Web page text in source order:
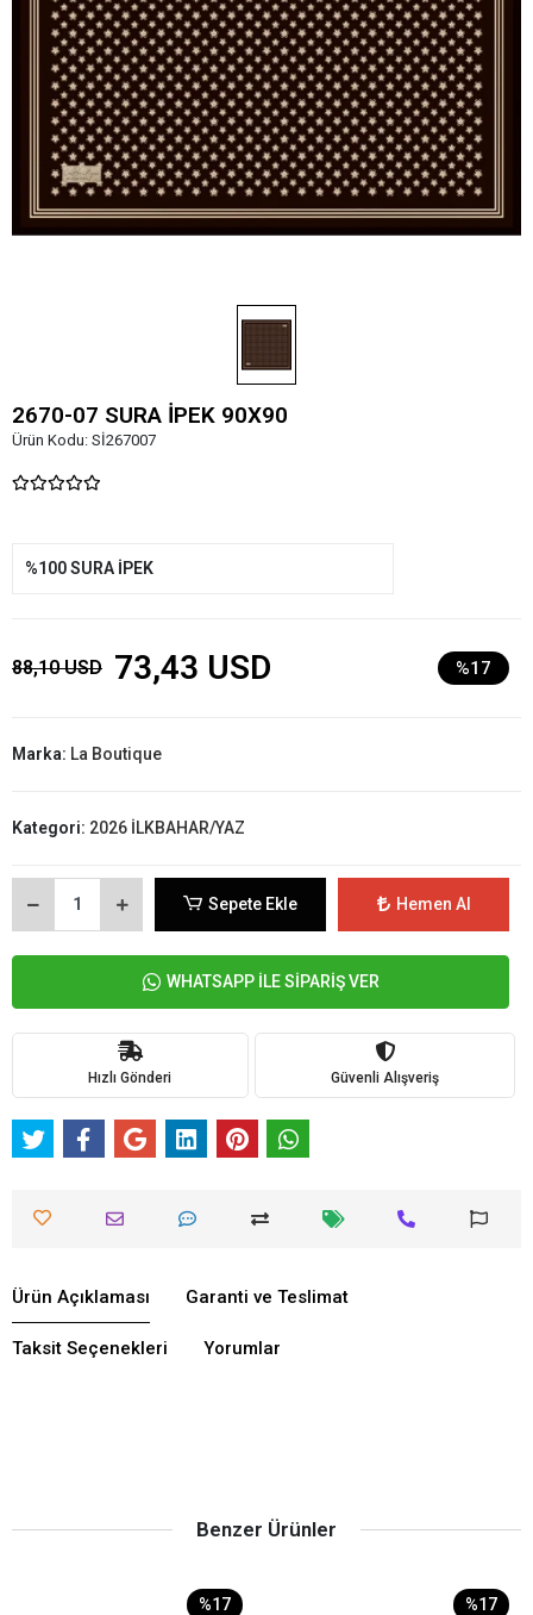
2670-07 SURA İPEK 90X90
Ürün Kodu: Sİ267007
%100 SURA İPEK
88,10 USD 73,43 USD %17
Marka: La Boutique
Kategori: 2026 İLKBAHAR/YAZ
Sepete Ekle Hemen Al
WHATSAPP İLE SİPARİŞ VER
Hızlı Gönderi Güvenli Alışveriş
Ürün Açıklaması Garanti ve Teslimat
Taksit Seçenekleri Yorumlar
Benzer Ürünler
%17 %17